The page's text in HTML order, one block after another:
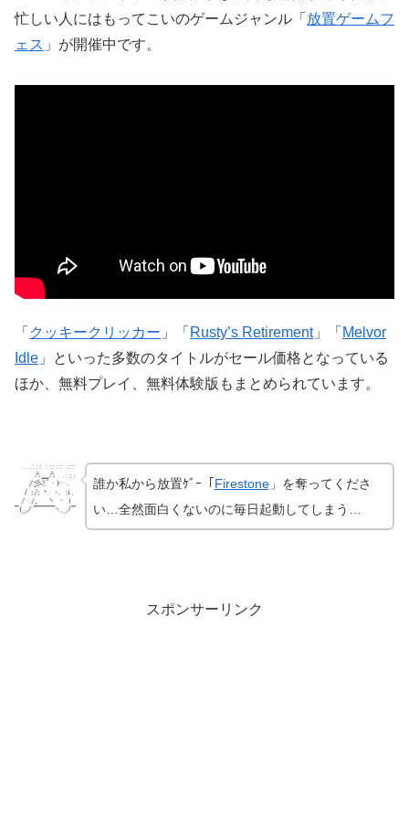
忙しい人にはもってこいのゲームジャンル「 放置ゲームフ
ェス 」が開催中です。
「 クッキークリッカー 」「 Rusty’s Retirement」「 Melvor
Idle 」といった多数のタイトルがセール価格となっている
ほか、無料プレイ、無料体験版もまとめられています。
誰か私から放置ｹﾞｰ「 Firestone」を奪ってくださ
い…全然面白くないのに毎日起動してしまう…
スポンサーリンク